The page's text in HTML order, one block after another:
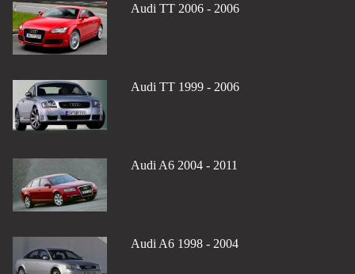
Audi TT 2006 - 2006
Audi TT 1999 - 2006
Audi A6 2004 - 2011
Audi A6 1998 - 2004